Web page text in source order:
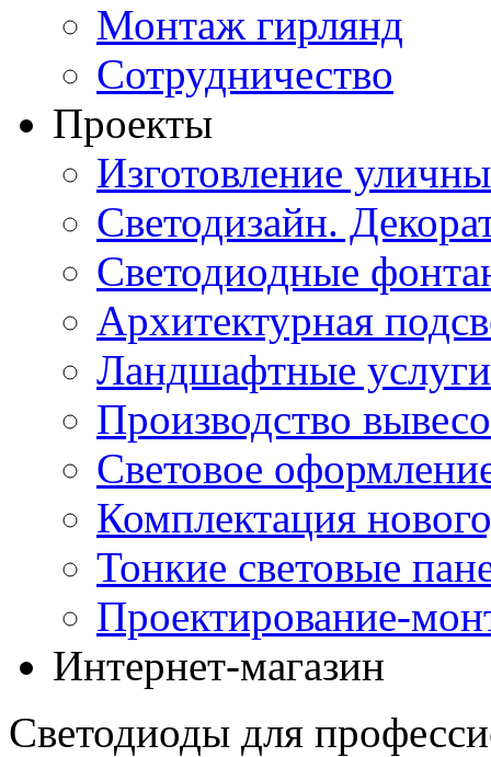
Монтаж гирлянд
Сотрудничество
Проекты
Изготовление
Светодизайн.
Светодиодные
Архитектурная
Ландшафтные
Производство
Световое
Комплектация
Тонкие световые
Проектирование-
Интернет-магазин
Светодиоды для